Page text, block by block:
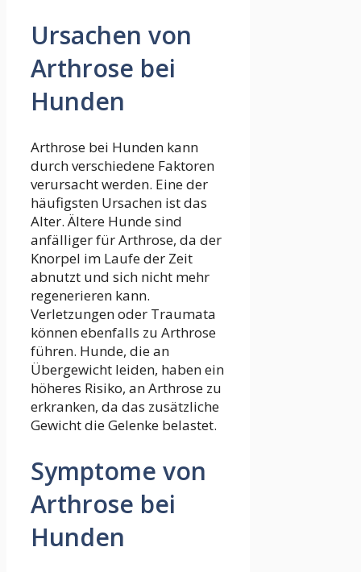
Ursachen von
Arthrose bei
Hunden
Arthrose bei Hunden kann
durch verschiedene Faktoren
verursacht werden. Eine der
häufigsten Ursachen ist das
Alter. Ältere Hunde sind
anfälliger für Arthrose, da der
Knorpel im Laufe der Zeit
abnutzt und sich nicht mehr
regenerieren kann.
Verletzungen oder Traumata
können ebenfalls zu Arthrose
führen. Hunde, die an
Übergewicht leiden, haben ein
höheres Risiko, an Arthrose zu
erkranken, da das zusätzliche
Gewicht die Gelenke belastet.
Symptome von
Arthrose bei
Hunden